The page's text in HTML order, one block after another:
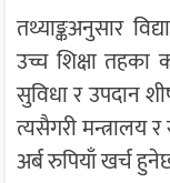
तथ्याङ्कअनुसार
उच्च शिक्षा तहका
सुविधा र उपदान
त्यसैगरी मन्त्रालय
अर्ब रुपियाँ खर्च